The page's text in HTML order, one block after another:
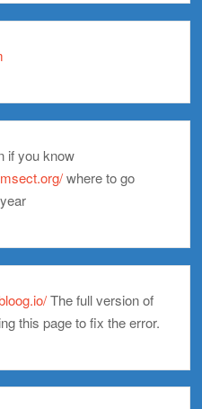
if you know
where to go
The full version of
this page to fix the error.